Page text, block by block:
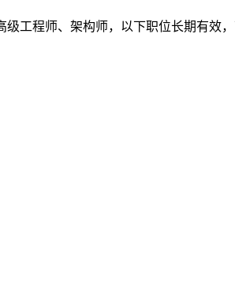
工程师、架构师，以下职位长期有效，